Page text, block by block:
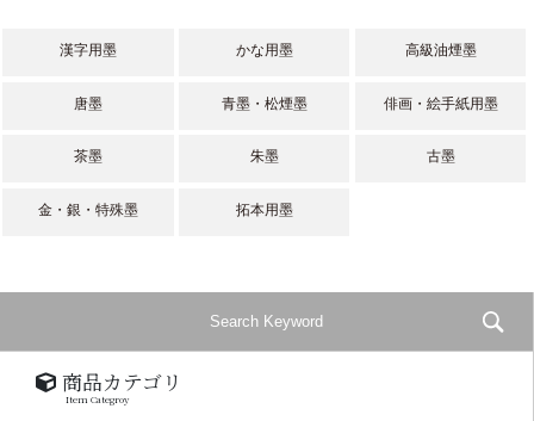
漢字用墨 かな用墨 高級油煙墨
唐墨 青墨・松煙墨 俳画・絵手紙用墨
茶墨 朱墨 古墨
金・銀・特殊墨 拓本用墨
商品カテゴリ
Item Categroy